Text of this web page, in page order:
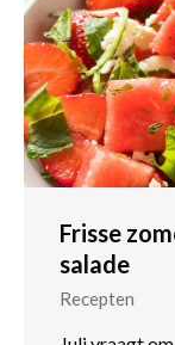
Frisse
salade
Recepten